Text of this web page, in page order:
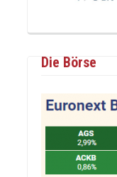
Die Börse